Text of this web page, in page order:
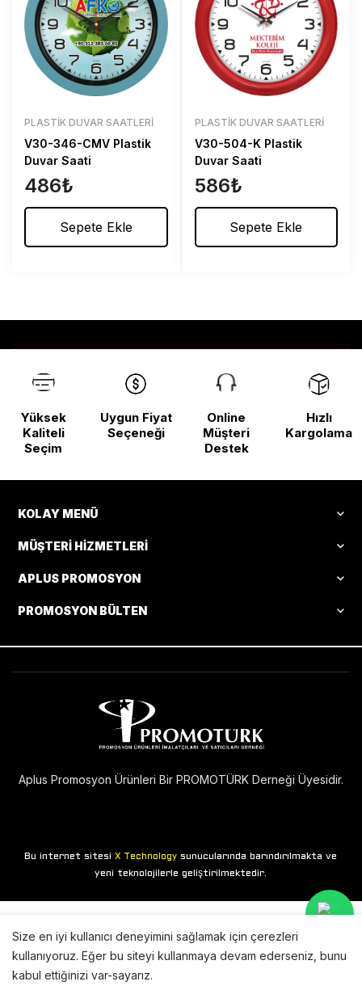
PLASTIK DUVAR SAATLERI
V30-346-CMV Plastik
Duvar Saati
486₺
Sepete Ekle
PLASTIK DUVAR SAATLERI
V30-504-K Plastik
Duvar Saati
586₺
Sepete Ekle
Yüksek
Kaliteli
Seçim
Uygun Fiyat
Seçeneği
Online
Müşteri
Destek
Hızlı
Kargolama
KOLAY MENÜ
MÜŞTERI HIZMETLERI
APLUS PROMOSYON
PROMOSYON BÜLTEN
Aplus Promosyon Ürünleri Bir PROMOTÜRK Derneği Üyesidir.
Bu internet sitesiX Technology sunucularında barındırılmakta ve
yeni teknolojilerle geliştirilmektedir.
Size en iyi kullanıcı deneyimini sağlamak için çerezleri
kullanıyoruz. Eğer bu siteyi kullanmaya devam ederseniz, bunu
kabul ettiğinizi var-sayarız.